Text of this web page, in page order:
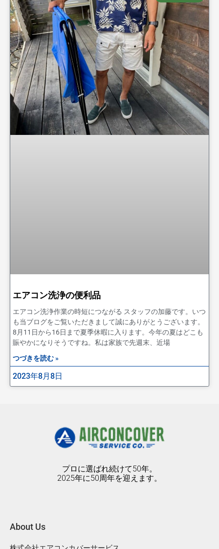
エアコン洗浄の便利品
エアコン洗浄作業の時短につながる スタッフの加藤です。いつ
も当ブログをご覧いただきまして誠にありがとうございます。
8月11日から16日まで夏季休暇に入ります。今年の夏はどこも
賑やかになりそうですね。私は家族で先週末、近場
つづきを読む »
2023年8月8日
プロに選ばれ続けて50年。
2025年に50周年を迎えます。
About Us